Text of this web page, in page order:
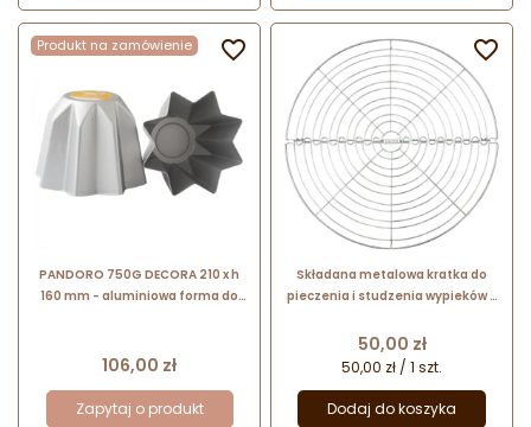
Produkt na zamówienie
PANDORO 750G DECORA 210 x h
160 mm - aluminiowa forma do
Cena
106,00 zł
Zapytaj o produkt

Składana metalowa kratka do
pieczenia i studzenia wypieków -
Tescoma
Cena
50,00 zł
50,00 zł / 1 szt.
Dodaj do koszyka
